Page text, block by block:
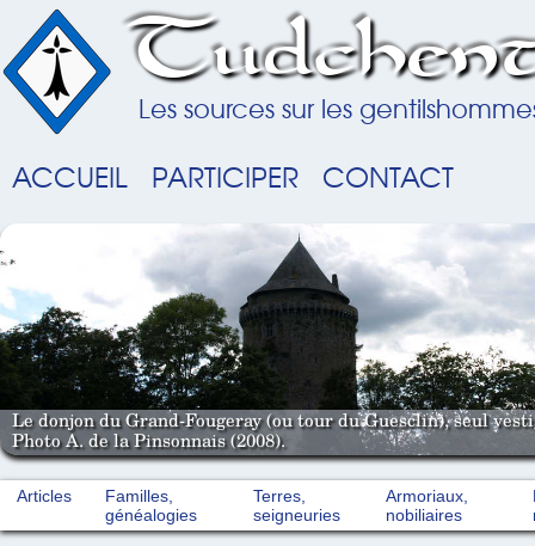
Les sources sur les
ACCUEIL PARTICIPER CONTACT
Le donjon du Grand-Fougeray (ou tour du Guesclin), seul
Photo A. de la Pinsonnais (2008).
Articles
Familles,
généalogies
Terres,
seigneuries
Armoriaux,
nobiliaires